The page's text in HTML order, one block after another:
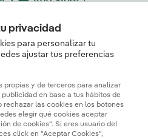
de confianza
privacidad
para personalizar tu
ajustar tus preferencias
propias y de terceros para analizar
en base a tus hábitos de
rechazar las cookies en los botones
elegir qué cookies aceptar
de cookies". Si eres usuario del
click en "Aceptar Cookies",